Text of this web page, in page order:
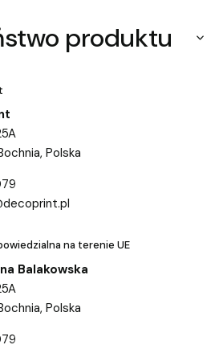
produktu
Polska
na terenie UE
Balakowska
Polska